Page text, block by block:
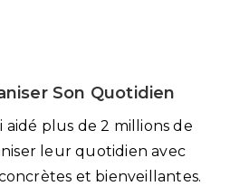
Son Quotidien
aidé plus de 2 millions de
leur quotidien avec
et bienveillantes.